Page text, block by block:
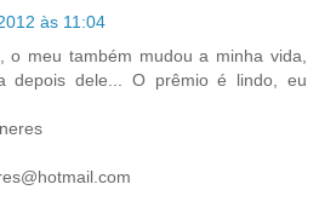
às 11:04
o meu também mudou a minha vida,
depois dele... O prêmio é lindo, eu